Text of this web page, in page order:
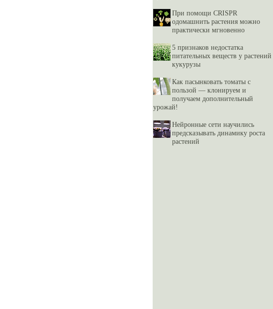
При помощи CRISPR
одомашнить растения можно
практически мгновенно
5 признаков недостатка
питательных веществ у растений
кукурузы
Как пасынковать томаты с
пользой — клонируем и
получаем дополнительный
урожай!
Нейронные сети научились
предсказывать динамику роста
растений